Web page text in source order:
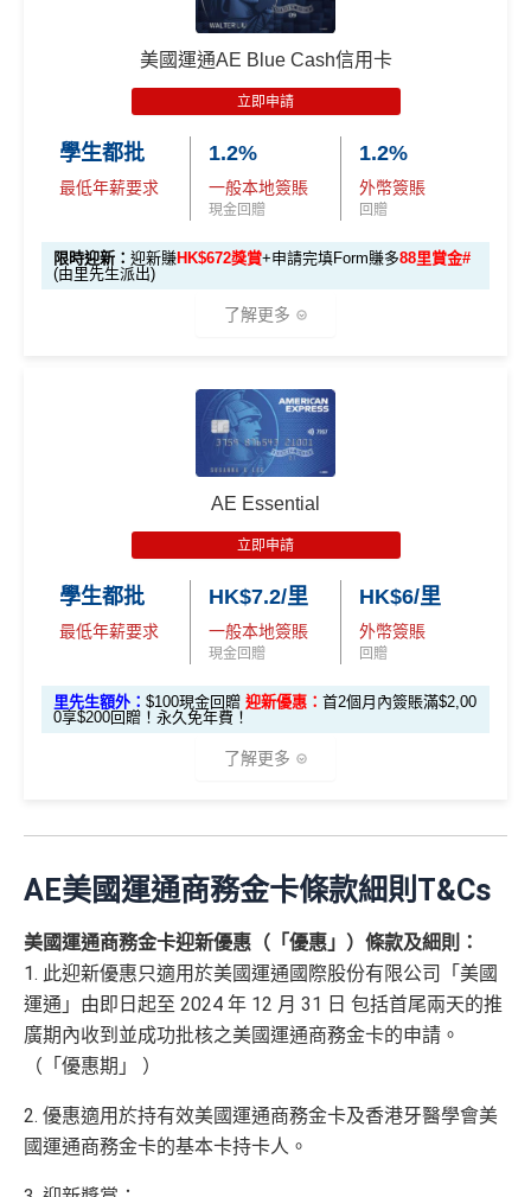
累積本地簽賬滿 HK
$8,000（須以港幣結
算）
(相當於 5,333
里數)
本地簽賬
簽賬*6X 積分
48,000 AE
積分
(相當於 2,667
🎯 第三階段：額外迎新簽賬獎賞 (累積簽滿 HK$30,0
00 - 包括 HK$12,000 本地 + HK$10,000 外幣)
累積總簽賬滿 HK$3
0,000（包括合資格
本地及海外簽賬）
2,000 本地
簽賬)
• 首 HK$7,000 享 6X
積分(食盡每季HK$15,00
• 餘下 HK$5,0
57,000 AE
積分
(相當於 3,166
外幣簽賬 1
0.75X (第
額外外幣簽賬 HK$1
0,000*10.75X 積分
(食盡每季HK$10,000上
107,500 A
⭐️ 手機八達通增值獎賞 + 里先生額外賞 ⭐️
八達通增
值回贈
用基本卡或附屬卡為
Apple Watch / Andro
id) 單次增值滿 HK$6
00
HK$50 簽
賬回贈
外賞
38 新會員 + 成功批卡 5
0 額外里賞金)
(由里先生派出)
$5
0
賬
回
贈
首3個月內
iPhone、Apple Watch或Android手機，單次增
值淨HK$600
新
累積簽賬滿HK$6萬有
期間，進行一次任何金額的合資格
簽賬再有額外66萬積分本地簽賬2X積分，簽賬
HK$60,000再有額外12萬積分
es.hk/ae-charge-application
里
賞
申請完填FormMrMiles.hk/ap-form賺多88里賞
金#❗️（由里先生派出🎯38新會員+成功批卡50額
(=80,000里數) + HK$50簽賬回贈，獎賞由AE直接存
本卡會員**：迎新高達76萬AE 積分(可換42,222里)+88里
賞金#(由里先生派出)迎新資格：現時持有或於申請日期
起計過去 12 個月內曾持有或取消 任何由美國運通香港批
核的信用卡或簽賬卡（不包括美國運通白金卡/半島白金
卡）之基本卡會員。
A
白
首3個月內成功簽賬滿HK$10,000: 享HK$700簽賬回贈
基本卡批核後首3個月內每HK$1=5美國運通積分，可
賺取高達240,000積分，（以Amex Travel換機票酒店
或以Pay with points max每260＝$1^可換HK$9
簽賬如醫院或保險，用呢個offer都抵！
MrMiles.hk/pc-form
加總以上，迎新合共高達HK$1,923
#每1里賞金 ≈ HK$1，可兌換FPS轉數快回贈！詳情
AE美膳會及餐廳優惠合集
Cafe Deco Group指定餐廳惠顧晚膳
堂食自主餐牌食品﹐星期一至四：2-3人有6折，4-12
人有75折 / 星期五至日：2-12人有75折
美心指定中西食府惠顧晚膳堂食自主餐牌食
（主卡及附屬卡）惠顧聘珍樓、名都酒樓及名都﹐晚
膳堂食自選主餐牌食品及飲品有7折
（主卡及附屬卡）Mira Dining 旗下指定餐廳國金軒 (if
c)、 翠亨邨，晚膳堂食自選主餐牌食品及飲品7折，及
自選主餐牌食品外賣自取低至75折
（主卡及附屬卡）星期五係百老匯、PALACE或AMC
睇戲買一送一
全年盡享 city’super、LOG-ON 及 cookedDeli
積分無限期
美國運通AE Blue Cash信用卡
立即申請
學生都批
最低年薪要求
1.2%
一般本地簽賬
現金回贈
1.2%
外幣簽賬
回贈
限時迎新： 迎新賺HK$672獎賞+申請完填Form賺多88里賞金#
(由里先生派出)
了解更多
信用卡迎新賺回贈
首2個月內累積簽賬滿HK$6,000賺
HK$500簽賬回贈
首3個月成功增值iPhone 或 Apple watch內八達通滿HK
$300賺HK$100簽賬回贈
基本簽賬1.2%：
HK$72簽賬回贈
申請完填FormMrMiles.hk/bc-form賺多88里賞金#
❗️（由里先生派出🎯38新會員+成功批卡50額外里賞
金）
✅優點
所有回贈直接以現金形式直接入落信用卡statement
本地港幣及外幣簽賬無上限現金回贈1.2%
如當面交付保險費用都有1.2%現金回贈！
唔洗煩，簽賬統一1.2%啱晒唔儲里數又唔追優惠嘅朋
港幣支付外國註册商戶沒有收費及沒有DCC交易協
議，網上簽賬會少啲機會被收額外手續費
長期有 AE信用卡優惠
AE Essential
立即申請
學生都批
最低年薪要求
HK$7.2/里
一般本地簽賬
現金回贈
HK$6/里
外幣簽賬
回贈
里先生額外： $100現金回贈 迎新優惠： 首2個月內簽賬滿$2,00
0享$200回贈！永久免年費！
了解更多
AE Essential信用卡迎新
迎新項目 條件(於首2個月內做) 回贈
里先生額外現
金(申請連
結：MrMiles.
al-apply)
免簽賬，7個工作天內
簽賬迎新
AE美國運通商務金卡條款細則T&Cs
美國運通商務金卡迎新優惠（「優惠」）條款及細則：
1. 此迎新優惠只適用於美國運通國際股份有限公司「美國
運通」由即日起至 2024 年 12 月 31 日 包括首尾兩天的推
廣期內收到並成功批核之美國運通商務金卡的申請。
（「優惠期」 ）
2. 優惠適用於持有效美國運通商務金卡及香港牙醫學會美
國運通商務金卡的基本卡持卡人。